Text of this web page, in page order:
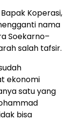
Koperasi,
nama
Soekarno–
salah tafsir.
ekonomi
satu yang
bisa